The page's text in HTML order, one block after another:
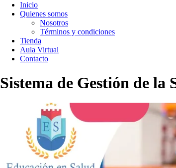
Inicio
Quienes somos
Nosotros
Términos y condiciones
Tienda
Aula Virtual
Contacto
Sistema de Gestión de la